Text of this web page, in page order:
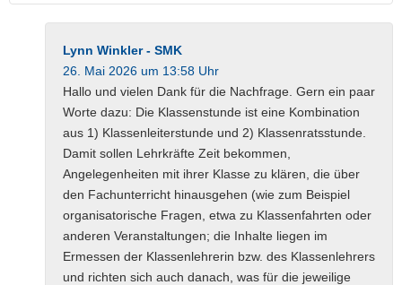
Lynn Winkler - SMK
26. Mai 2026 um 13:58 Uhr
Hallo und vielen Dank für die Nachfrage. Gern ein paar
Worte dazu: Die Klassenstunde ist eine Kombination
aus 1) Klassenleiterstunde und 2) Klassenratsstunde.
Damit sollen Lehrkräfte Zeit bekommen,
Angelegenheiten mit ihrer Klasse zu klären, die über
den Fachunterricht hinausgehen (wie zum Beispiel
organisatorische Fragen, etwa zu Klassenfahrten oder
anderen Veranstaltungen; die Inhalte liegen im
Ermessen der Klassenlehrerin bzw. des Klassenlehrers
und richten sich auch danach, was für die jeweilige